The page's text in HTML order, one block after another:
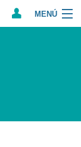
MENÚ